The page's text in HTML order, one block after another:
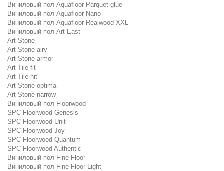
Виниловый пол Aquafloor Parquet glue
Виниловый пол Aquafloor Nano
Виниловый пол Aquafloor Realwood XXL
Виниловый пол Art East
Art Stone
Art Stone airy
Art Stone armor
Art Tile fit
Art Tile hit
Art Stone optima
Art Stone narrow
Виниловый пол Floorwood
SPC Floorwood Genesis
SPC Floorwood Unit
SPC Floorwood Joy
SPC Floorwood Quantum
SPC Floorwood Authentic
Виниловый пол Fine Floor
Виниловый пол Fine Floor Light